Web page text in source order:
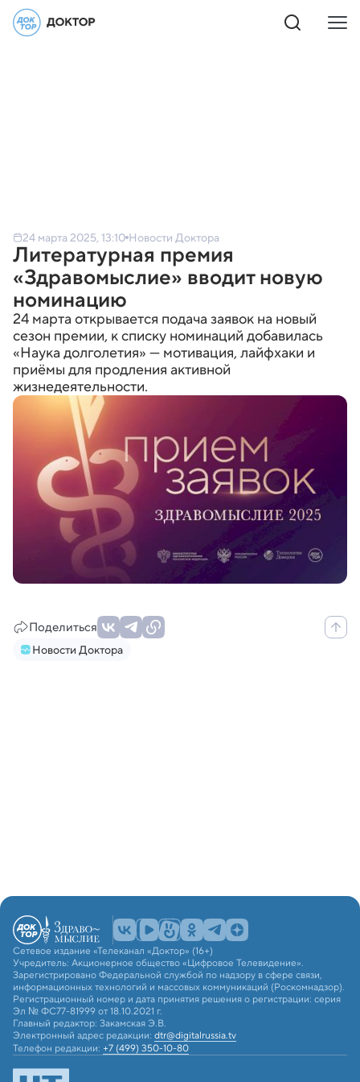
24 марта 2025, 13:10 Новости Доктора
Литературная премия
«Здравомыслие» вводит новую
номинацию
24 марта открывается подача заявок на новый
сезон премии, к списку номинаций добавилась
«Наука долголетия» — мотивация, лайфхаки и
приёмы для продления активной
жизнедеятельности.
Поделиться
Новости Доктора
Сетевое издание «Телеканал «Доктор» (16+)
Учредитель: Акционерное общество «Цифровое Телевидение».
Зарегистрировано Федеральной службой по надзору в сфере связи,
информационных технологий и массовых коммуникаций (Роскомнадзор).
Регистрационный номер и дата принятия решения о регистрации: серия
Эл № ФС77-81999 от 18.10.2021 г.
Главный редактор: Закамская Э.В.
Электронный адрес редакции: dtr@digitalrussia.tv
Телефон редакции: +7 (499) 350-10-80